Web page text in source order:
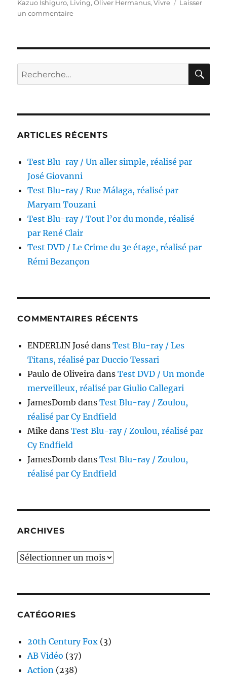
Kazuo Ishiguro, Living,Oliver Hermanus,Vivre
Laisser
un commentairesur
Vivre,
par
Recherche
pour :
ARTICLES RÉCENTS
Test Blu-ray / Un aller simple, réalisé par
José Giovanni
Test Blu-ray / Rue Málaga, réalisé par
Maryam Touzani
Test Blu-ray / Tout l’or du monde, réalisé
par René Clair
Test DVD / Le Crime du 3e étage, réalisé par
Rémi Bezançon
COMMENTAIRES RÉCENTS
ENDERLIN José dansTest Blu-ray / Les
Titans, réalisé par Duccio Tessari
Paulo de Oliveira dansTest DVD / Un monde
merveilleux, réalisé par Giulio Callegari
JamesDomb dansTest Blu-ray / Zoulou,
réalisé par Cy Endfield
Mike dansTest Blu-ray / Zoulou, réalisé par
Cy Endfield
JamesDomb dansTest Blu-ray / Zoulou,
réalisé par Cy Endfield
ARCHIVES
Archives
CATÉGORIES
20th Century Fox (3)
AB Vidéo (37)
Action (238)